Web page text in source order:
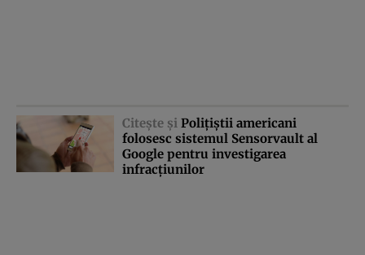
Citeşte şi Poliţiştii americani
folosesc sistemul Sensorvault al
Google pentru investigarea
infracţiunilor